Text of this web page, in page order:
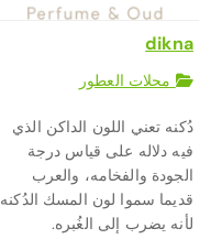
dikna
محلات العطور
دُكنه تعني اللون الداكن الذي
فيه دلاله على قياس درجة
الجودة والفخامه، والعرب
قديما سموا لون المسك الدُكنه
لأنه يضرب إلى الغُبره.